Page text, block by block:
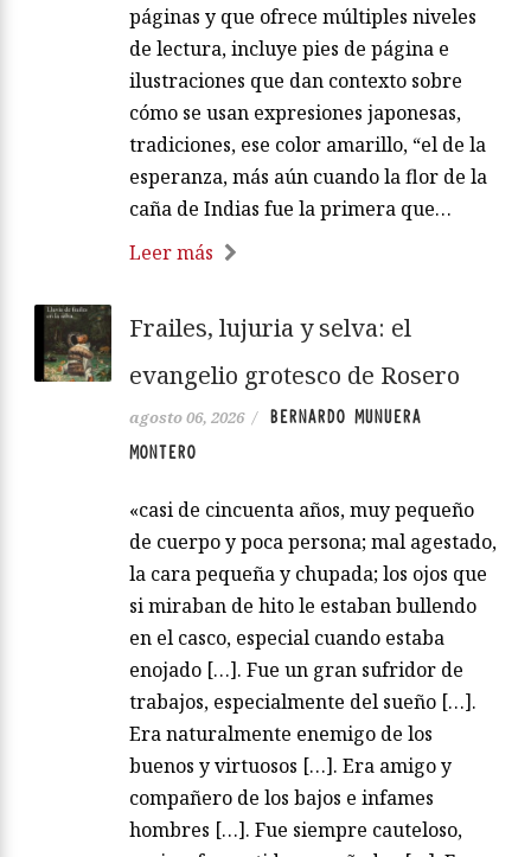
páginas y que ofrece múltiples niveles
de lectura, incluye pies de página e
ilustraciones que dan contexto sobre
cómo se usan expresiones japonesas,
tradiciones, ese color amarillo, “el de la
esperanza, más aún cuando la flor de la
caña de Indias fue la primera que…
Leer más
Frailes, lujuria y selva: el
evangelio grotesco de Rosero
agosto 06, 2026 /
BERNARDO MUNUERA
MONTERO
«casi de cincuenta años, muy pequeño
de cuerpo y poca persona; mal agestado,
la cara pequeña y chupada; los ojos que
si miraban de hito le estaban bullendo
en el casco, especial cuando estaba
enojado […]. Fue un gran sufridor de
trabajos, especialmente del sueño […].
Era naturalmente enemigo de los
buenos y virtuosos […]. Era amigo y
compañero de los bajos e infames
hombres […]. Fue siempre cauteloso,